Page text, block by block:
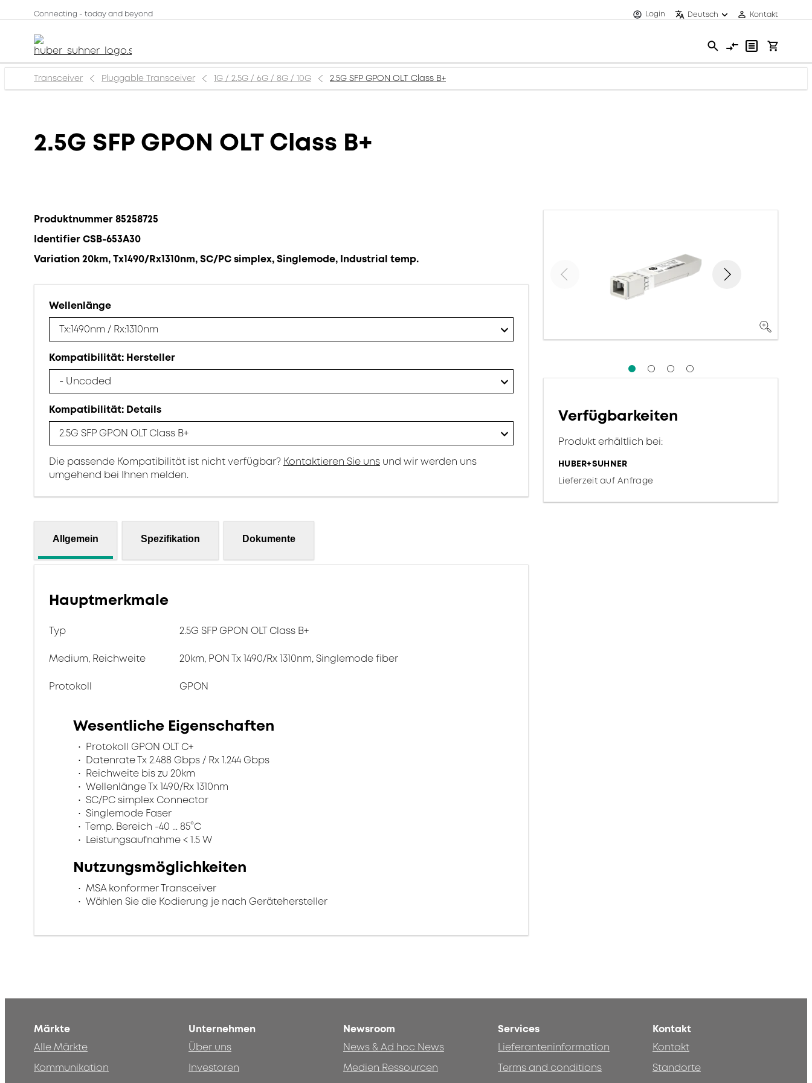
Connecting - today and beyond Login Deutsch Kontakt
Transceiver Pluggable Transceiver 1G / 2.5G / 6G / 8G / 10G 2.5G SFP GPON OLT Class B+
2.5G SFP GPON OLT Class B+
Produktnummer 85258725
Identifier CSB-653A30
Variation 20km, Tx1490/Rx1310nm, SC/PC simplex, Singlemode, Industrial temp.
Wellenlänge
Tx:1490nm / Rx:1310nm
Kompatibilität: Hersteller
- Uncoded
Kompatibilität: Details
2.5G SFP GPON OLT Class B+
Die passende Kompatibilität ist nicht verfügbar? Kontaktieren Sie uns und wir werden uns
umgehend bei Ihnen melden.
Allgemein Spezifikation Dokumente
Hauptmerkmale
Typ 2.5G SFP GPON OLT Class B+
Medium, Reichweite 20km, PON Tx 1490/Rx 1310nm, Singlemode fiber
Protokoll GPON
Wesentliche Eigenschaften
Protokoll GPON OLT C+
Datenrate Tx 2.488 Gbps / Rx 1.244 Gbps
Reichweite bis zu 20km
Wellenlänge Tx 1490/Rx 1310nm
SC/PC simplex Connector
Singlemode Faser
Temp. Bereich -40 ... 85°C
Leistungsaufnahme < 1.5 W
Nutzungsmöglichkeiten
MSA konformer Transceiver
Wählen Sie die Kodierung je nach Gerätehersteller
Verfügbarkeiten
Produkt erhältlich bei:
HUBER+SUHNER
Lieferzeit auf Anfrage
Märkte
Alle Märkte
Kommunikation
Unternehmen
Über uns
Investoren
Newsroom
News & Ad hoc News
Medien Ressourcen
Services
Lieferanteninformation
Terms and conditions
Kontakt
Kontakt
Standorte